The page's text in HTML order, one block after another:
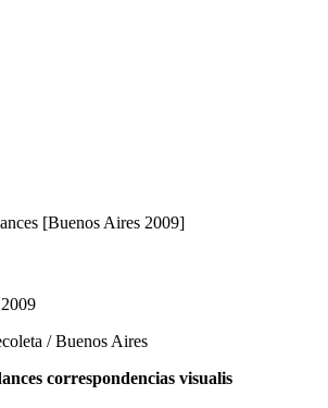
[Buenos Aires 2009]
/ Buenos Aires
correspondencias visualis